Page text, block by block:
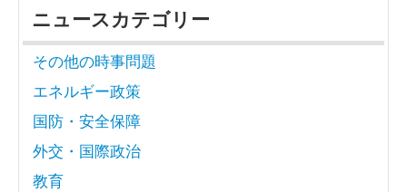
ニュースカテゴリー
その他の時事問題
エネルギー政策
国防・安全保障
外交・国際政治
教育